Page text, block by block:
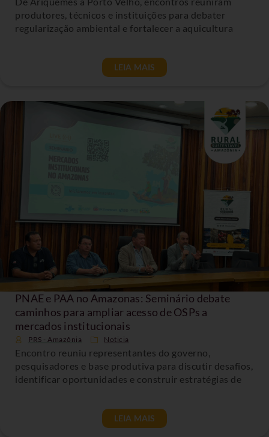
produtores, técnicos e instituições para debater
regularização ambiental e fortalecer a aquicultura
LEIA MAIS
PNAE e PAA no Amazonas: Seminário debate
caminhos para ampliar acesso de OSPs a
mercados institucionais
PRS - Amazônia Noticia
Encontro reuniu representantes do governo,
pesquisadores e base produtiva para discutir desafios,
identificar oportunidades e construir estratégias de
LEIA MAIS